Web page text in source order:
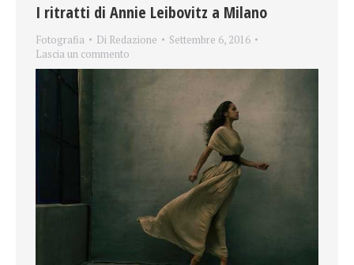
I ritratti di Annie Leibovitz a Milano
Fotografia Di Redazione
Settembre 6, 2016
Lascia un commento